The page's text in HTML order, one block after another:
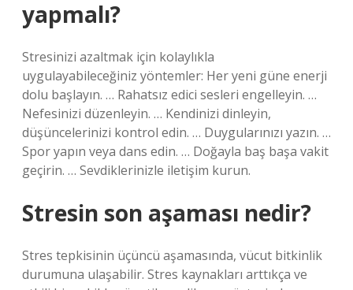
yapmalı?
Stresinizi azaltmak için kolaylıkla
uygulayabileceğiniz yöntemler: Her yeni güne enerji
dolu başlayın. … Rahatsız edici sesleri engelleyin. …
Nefesinizi düzenleyin. … Kendinizi dinleyin,
düşüncelerinizi kontrol edin. … Duygularınızı yazın. …
Spor yapın veya dans edin. … Doğayla baş başa vakit
geçirin. … Sevdiklerinizle iletişim kurun.
Stresin son aşaması nedir?
Stres tepkisinin üçüncü aşamasında, vücut bitkinlik
durumuna ulaşabilir. Stres kaynakları arttıkça ve